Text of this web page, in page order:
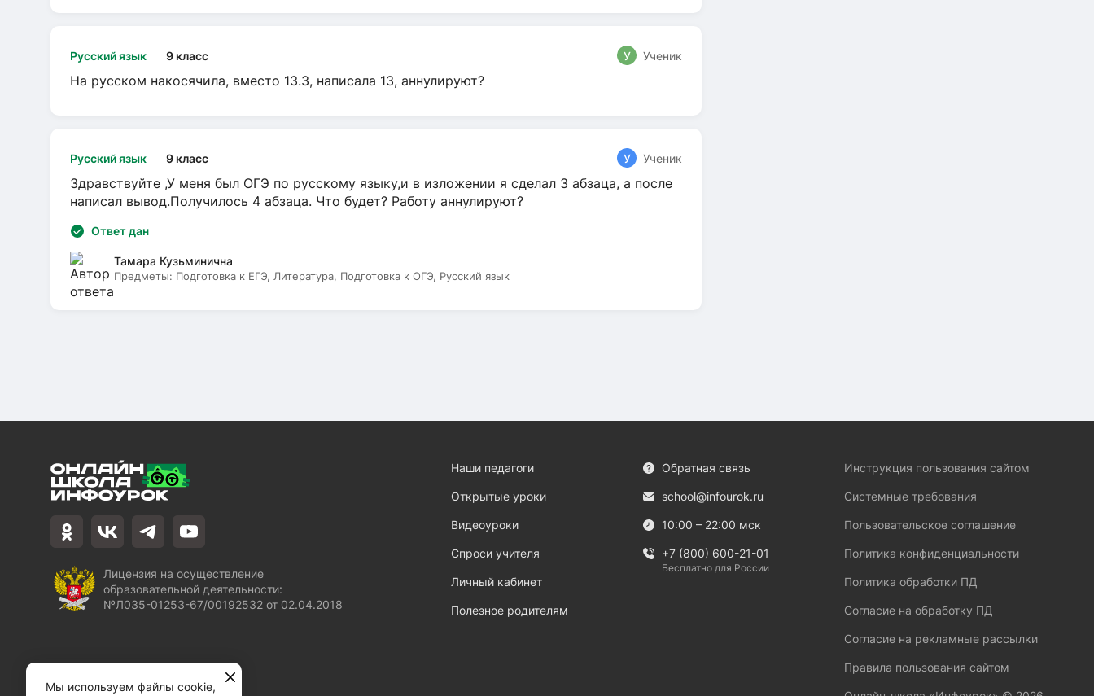
Русский язык 9 класс У Ученик
На русском накосячила, вместо 13.3, написала 13, аннулируют?
Русский язык 9 класс У Ученик
Здравствуйте ,У меня был ОГЭ по русскому языку,и в изложении я сделал 3 абзаца, а после
написал вывод.Получилось 4 абзаца. Что будет? Работу аннулируют?
Ответ дан
Тамара Кузьминична
Предметы: Подготовка к ЕГЭ, Литература, Подготовка к ОГЭ, Русский язык
Лицензия на осуществление
образовательной деятельности:
№Л035-01253-67/00192532 от 02.04.2018
Наши педагоги
Открытые уроки
Видеоуроки
Спроси учителя
Личный кабинет
Полезное родителям
Обратная связь
school@infourok.ru
10:00 – 22:00 мск
+7 (800) 600-21-01
Бесплатно для России
Инструкция пользования сайтом
Системные требования
Пользовательское соглашение
Политика конфиденциальности
Политика обработки ПД
Согласие на обработку ПД
Согласие на рекламные рассылки
Правила пользования сайтом
Мы используем файлы cookie,